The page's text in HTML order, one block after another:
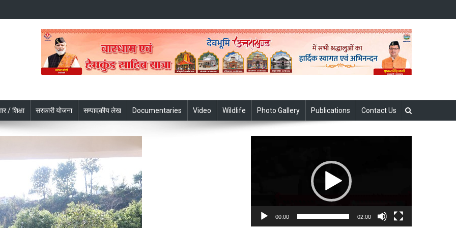
/ शिक्षा सरकारी योजना सम्पादकीय लेख Documentaries Video Wildlife Photo Gallery Publications Contact Us
00:00 02:00